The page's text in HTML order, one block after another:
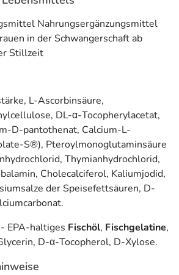
Nahrungsergänzungsmittel
in der Schwangerschaft ab
Stillzeit
L-Ascorbinsäure,
DL-α-Tocopherylacetat,
D-pantothenat, Calcium-L-
S®), Pteroylmonoglutaminsäure
Thymianhydrochlorid,
Cholecalciferol, Kaliumjodid,
der Speisefettsäuren, D-
EPA-haltiges Fischöl, Fischgelatine,
D-α-Tocopherol, D-Xylose.